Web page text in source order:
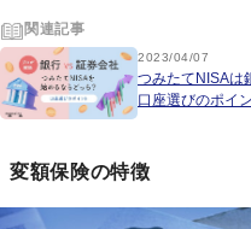
関連記事
2023/04/07
つみたてNISAは
口座選びのポイ
変額保険の特徴